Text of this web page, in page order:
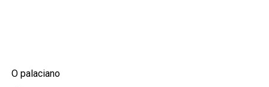
O palaciano